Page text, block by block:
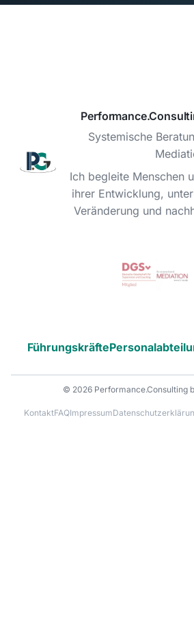
Systemische
Ich begleite Menschen
ihrer Entwicklung,
Veränderung und
Führungskräfte
© 2026 Performance.Consulting
KontaktFAQImpressum